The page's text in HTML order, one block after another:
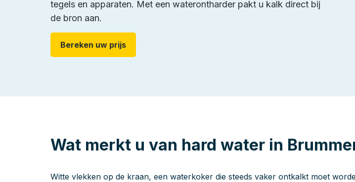
tegels en apparaten. Met een waterontharder pakt u kalk direct bij
de bron aan.
Bereken uw prijs
Wat merkt u van hard water in
Witte vlekken op de kraan, een waterkoker die steeds vaker ontkalkt moet